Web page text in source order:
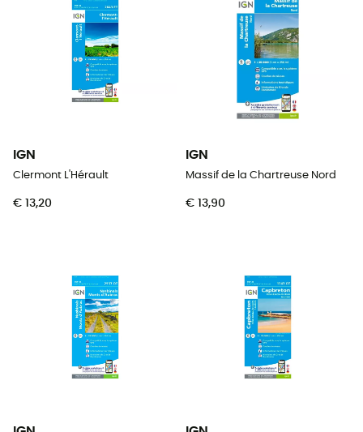
IGN
Clermont L'Hérault
€ 13,20
IGN
Massif de la Chartreuse Nord
€ 13,90